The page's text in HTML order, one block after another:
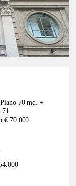
70 mq. +
71
€ 70.000